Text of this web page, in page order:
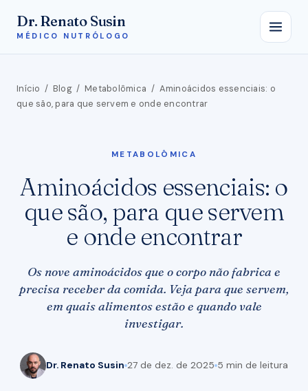
Dr. Renato Susin
MÉDICO NUTRÓLOGO
Início / Blog/ Metabolômica / Aminoácidos essenciais: o
que são, para que servem e onde encontrar
METABOLÔMICA
Aminoácidos essenciais: o
que são, para que servem
e onde encontrar
Os nove aminoácidos que o corpo não fabrica e
precisa receber da comida. Veja para que servem,
em quais alimentos estão e quando vale
investigar.
Dr. Renato Susin 27 de dez. de 2025 5 min de leitura